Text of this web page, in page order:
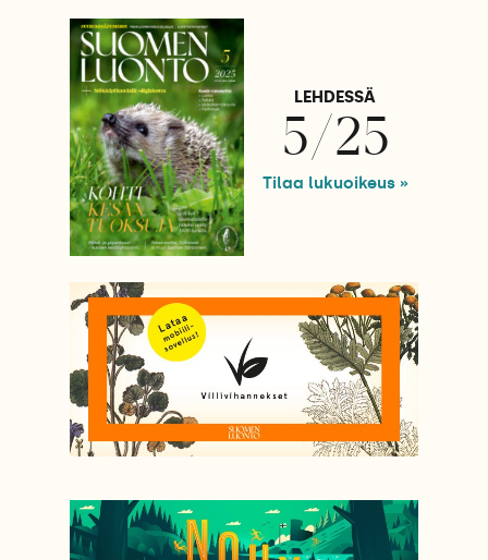
LEHDESSÄ
5/25
Tilaa lukuoikeus »